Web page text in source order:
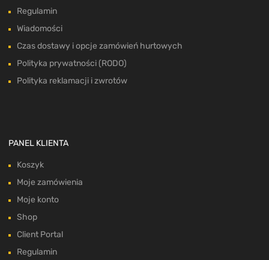
Regulamin
Wiadomości
Czas dostawy i opcje zamówień hurtowych
Polityka prywatności (RODO)
Polityka reklamacji i zwrotów
PANEL KLIENTA
Koszyk
Moje zamówienia
Moje konto
Shop
Client Portal
Regulamin